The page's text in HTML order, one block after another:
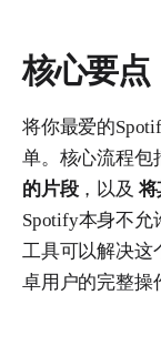
核心要点
将你最爱的
单。核心流程包
的片段，以及将
Spotify本身不允
工具可以解决这
卓用户的完整操